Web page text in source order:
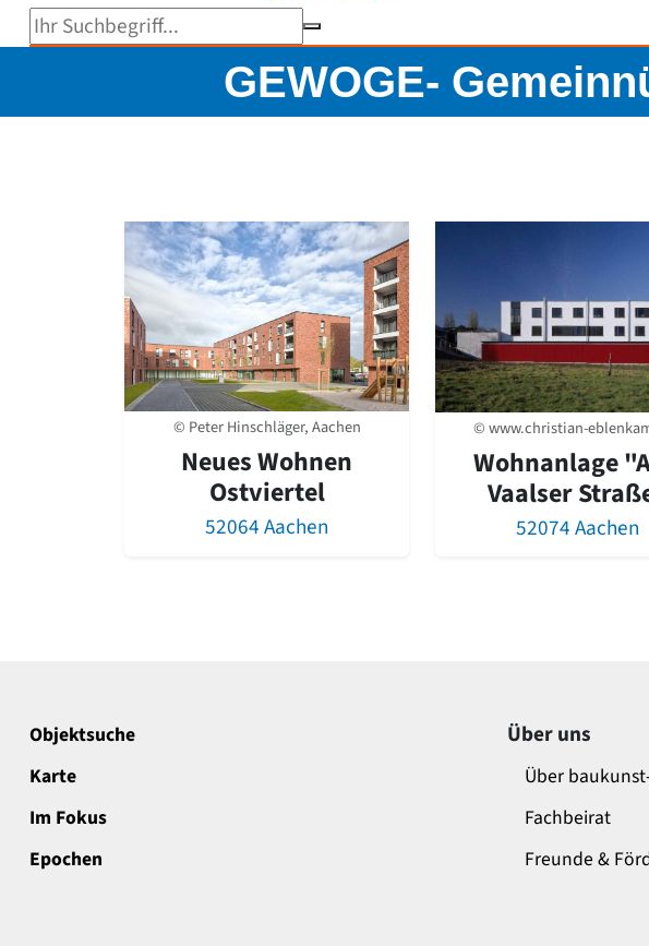
Suchbegriff eingeben
GEWOGE-
© Peter Hinschläger, Aachen
Neues Wohnen
Ostviertel
52064 Aachen
© www.christian-
Wohnanlage
Vaalser
52074 Aachen
Objektsuche
Karte
Im Fokus
Epochen
Über uns
Über
Fachbeirat
Freunde &